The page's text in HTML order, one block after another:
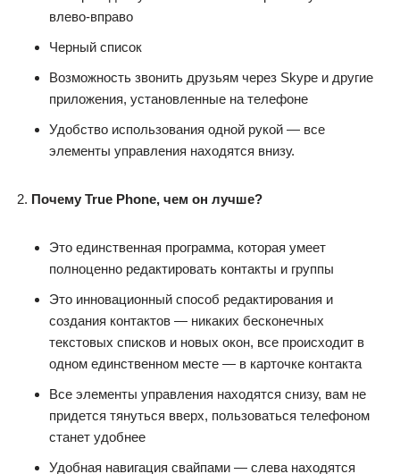
влево-вправо
Черный список
Возможность звонить друзьям через Skype и другие
приложения, установленные на телефоне
Удобство использования одной рукой — все
элементы управления находятся внизу.
Почему True Phone, чем он лучше?
Это единственная программа, которая умеет
полноценно редактировать контакты и группы
Это инновационный способ редактирования и
создания контактов — никаких бесконечных
текстовых списков и новых окон, все происходит в
одном единственном месте — в карточке контакта
Все элементы управления находятся снизу, вам не
придется тянуться вверх, пользоваться телефоном
станет удобнее
Удобная навигация свайпами — слева находятся